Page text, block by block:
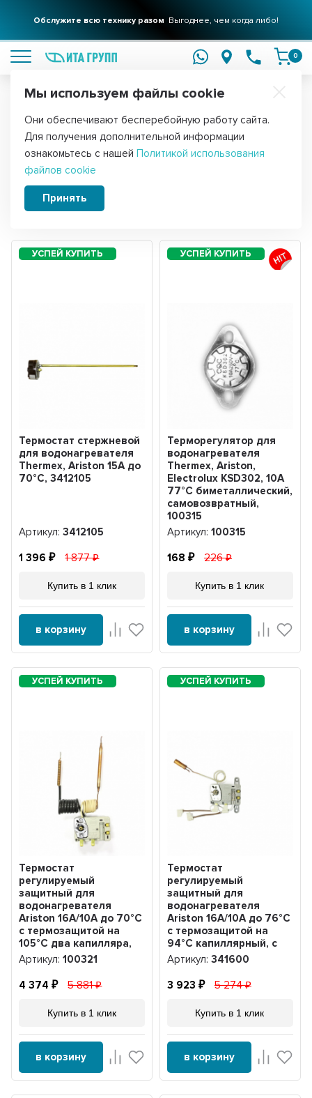
Обслужите всю технику разом Выгоднее, чем когда либо!
0
Главная Запчасти для водонагревателей Датчики температуры
Термостаты для ТЭНов 10A
Сортировать:
Термостат стержневой
для водонагревателя
Thermex, Ariston 15A до
70°С, 3412105
Артикул:3412105
1 396 1 877
Купить в 1 клик
в корзину
Терморегулятор для
водонагревателя
Thermex, Ariston,
Electrolux KSD302, 10A
77°С биметаллический,
самовозвратный,
100315
Артикул: 100315
168 226
Купить в 1 клик
в корзину
Термостат
регулируемый
защитный для
водонагревателя
Ariston 16А/10А до 70°С
с термозащитой на
105°С два капилляра,
TBS, 100321
Артикул:100321
4 374 5 881
Купить в 1 клик
в корзину
Термостат
регулируемый
защитный для
водонагревателя
Ariston 16А/10А до 76°С
с термозащитой на
94°С капиллярный, с
проводами, 341600
Артикул: 341600
3 923 5 274
Купить в 1 клик
в корзину
Мы используем файлы cookie
Они обеспечивают бесперебойную работу сайта.
Для получения дополнительной информации
ознакомьтесь с нашей Политикой использования
файлов cookie
Принять